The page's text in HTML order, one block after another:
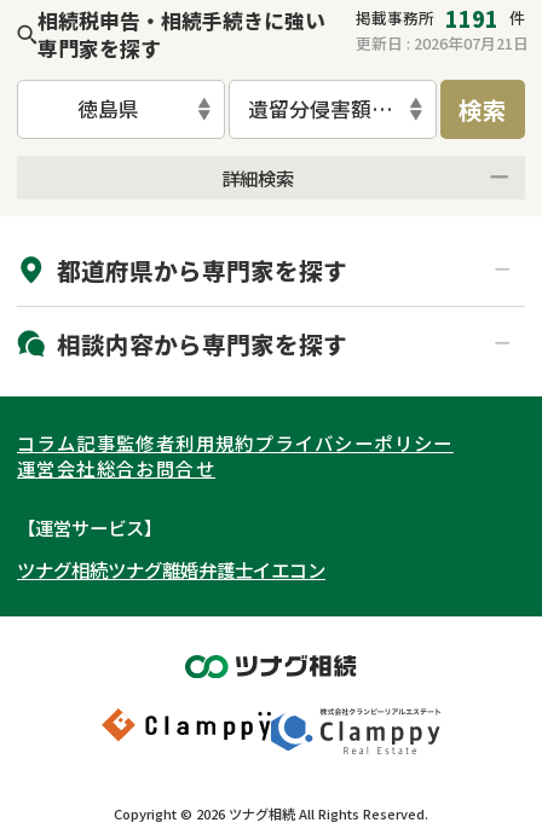
相続税申告・相続手続きに強い
専門家を探す
掲載事務所 1191 件
更新日 : 2026年07月21日
徳島県 遺留分侵害額請求 検索
詳細検索
初回相談無料
土日祝の相談可能
都道府県から専門家を探す
北海道・東北
北海道 青森県
岩手県 宮城県
秋田県
福島県
関東
東京都 神奈川県
埼玉県
茨城県 群馬県
東海
愛知県
岐阜県 山梨県
関西
大阪府 京都府
奈良県
和歌山県
北陸・甲信越
石川県
富山県
岡山県
九州・沖縄
相談内容から専門家を探す
相続登記
遺産分割
相続手続き
家族信託
成年後見・任意後見
相続財産調査
不動産評価(相続不動産)
相続トラブル
コラム記事監修者利用規約プライバシーポリシー
運営会社総合お問合せ
【運営サービス】
ツナグ相続ツナグ離婚弁護士イエコン
Copyright © 2026 ツナグ相続All Rights Reserved.